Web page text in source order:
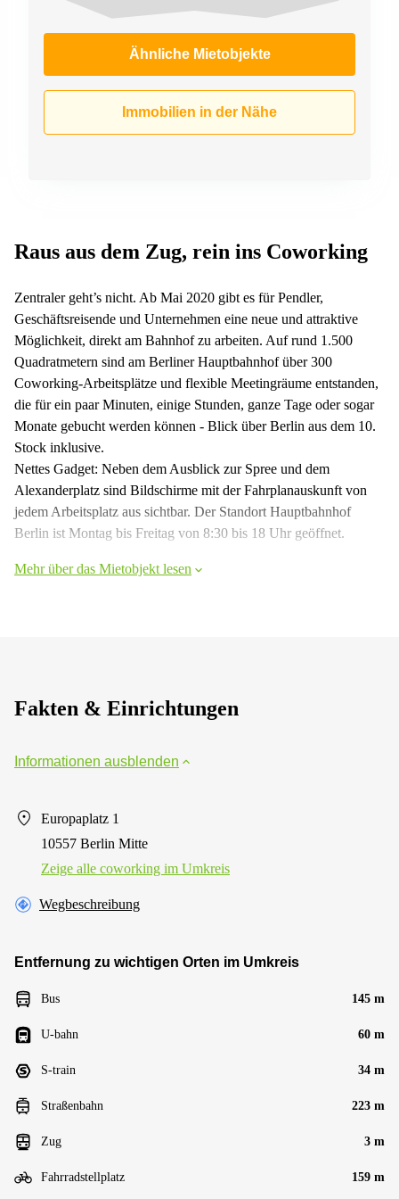
Ähnliche Mietobjekte
Immobilien in der Nähe
Raus aus dem Zug, rein ins Coworking
Zentraler geht’s nicht. Ab Mai 2020 gibt es für Pendler,
Geschäftsreisende und Unternehmen eine neue und attraktive
Möglichkeit, direkt am Bahnhof zu arbeiten. Auf rund 1.500
Quadratmetern sind am Berliner Hauptbahnhof über 300
Coworking-Arbeitsplätze und flexible Meetingräume entstanden,
die für ein paar Minuten, einige Stunden, ganze Tage oder sogar
Monate gebucht werden können - Blick über Berlin aus dem 10.
Stock inklusive.
Nettes Gadget: Neben dem Ausblick zur Spree und dem
Alexanderplatz sind Bildschirme mit der Fahrplanauskunft von
jedem Arbeitsplatz aus sichtbar. Der Standort Hauptbahnhof
Berlin ist Montag bis Freitag von 8:30 bis 18 Uhr geöffnet.
Mehr über das Mietobjekt lesen
Fakten & Einrichtungen
Informationen ausblenden
Europaplatz 1
10557 Berlin Mitte
Zeige alle сoworking im Umkreis
Wegbeschreibung
Entfernung zu wichtigen Orten im Umkreis
Bus 145 m
U-bahn 60 m
S-train 34 m
Straßenbahn 223 m
Zug 3 m
Fahrradstellplatz 159 m